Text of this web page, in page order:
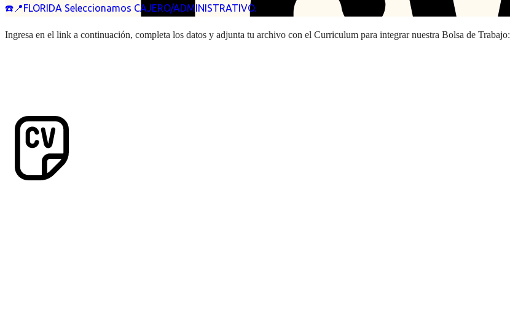
☎️📍FLORIDA Seleccionamos CAJERO/ADMINISTRATIVO.
Ingresa en el link a continuación, completa los datos y adjunta tu archivo con el Curriculum para integrar nuestra Bolsa de Trabajo: